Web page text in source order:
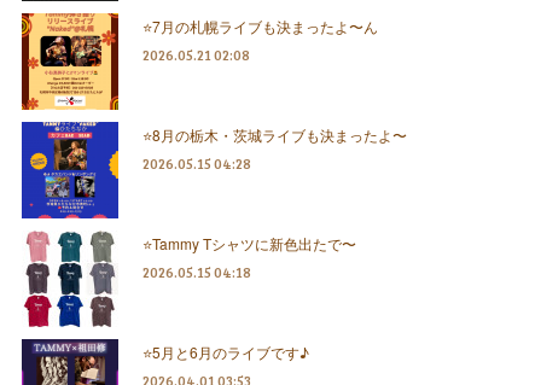
⭐️7月の札幌ライブも決まったよ〜ん
2026.05.21 02:08
⭐️8月の栃木・茨城ライブも決まったよ〜
2026.05.15 04:28
⭐️Tammy Tシャツに新色出たで〜
2026.05.15 04:18
⭐️5月と6月のライブです♪
2026.04.01 03:53